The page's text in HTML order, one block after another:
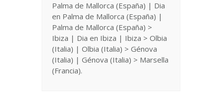
Palma de Mallorca (España) | Dia
en Palma de Mallorca (España) |
Palma de Mallorca (España) >
Ibiza | Dia en Ibiza | Ibiza > Olbia
(Italia) | Olbia (Italia) > Génova
(Italia) | Génova (Italia) > Marsella
(Francia).